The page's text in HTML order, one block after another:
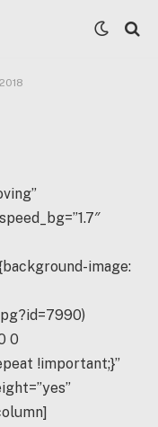
image:
0
!important;}”